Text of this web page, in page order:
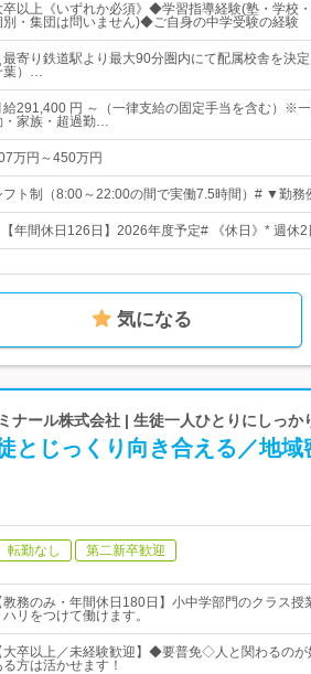
卒以上《いずれか必須》◆学習指導経験(塾・学校
別・集団は問いません)◆ご自身の中学受験の経験
最寄り鉄道駅より最大90分圏内にて配属校舎を決
葉）…
給291,400 円 ～（一律支給の固定手当を含む）※
・家族・超過勤…
万円～450万円
フト制（8:00～22:00の間で実働7.5時間）# ▼勤
年間休日126日】2026年度予定# 《休日》* 週
気になる
ナール株式会社 | 生徒一人ひとりにしっ
とじっくり向き合える／地域
転勤なし 第二新卒歓迎
教務のみ・年間休日180日】小中学部門のクラス
ハリをつけて働けます。
大卒以上／未経験歓迎】◆要普免◇人と関わるの
る方は活かせます！